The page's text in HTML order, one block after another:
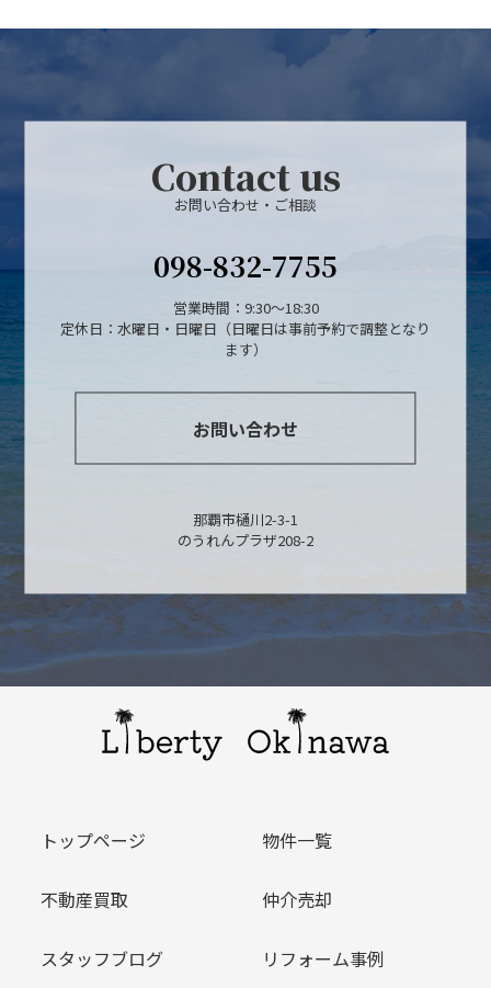
Contact us
お問い合わせ・ご相談
098-832-7755
営業時間：9:30～18:30
定休日：水曜日・日曜日（日曜日は事前予約で調整となり
ます）
お問い合わせ
那覇市樋川2-3-1
のうれんプラザ208-2
トップページ 物件一覧
不動産買取 仲介売却
スタッフブログ リフォーム事例